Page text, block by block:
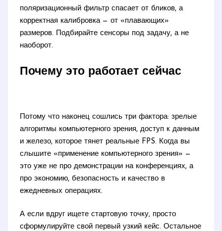
поляризационный фильтр спасает от бликов, а
корректная калибровка — от «плавающих»
размеров. Подбирайте сенсоры под задачу, а не
наоборот.
Почему это работает сейчас
Потому что наконец сошлись три фактора: зрелые
алгоритмы компьютерного зрения, доступ к данным
и железо, которое тянет реальные FPS. Когда вы
слышите «применение компьютерного зрения» —
это уже не про демонстрации на конференциях, а
про экономию, безопасность и качество в
ежедневных операциях.
А если вдруг ищете стартовую точку, просто
сформулируйте свой первый узкий кейс. Остальное